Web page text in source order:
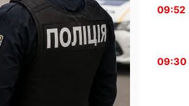
09:52
09:30